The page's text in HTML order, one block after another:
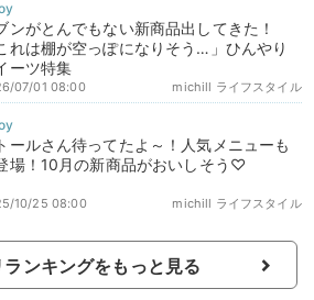
ンがとんでもない新商品出してきた！
れは棚が空っぽになりそう…」ひんやり
ーツ特集
michill ライフスタイル
07/01 08:00
ールさん待ってたよ～！人気メニューも
場！10月の新商品がおいしそう♡
michill ライフスタイル
10/25 08:00
ランキングをもっと見る